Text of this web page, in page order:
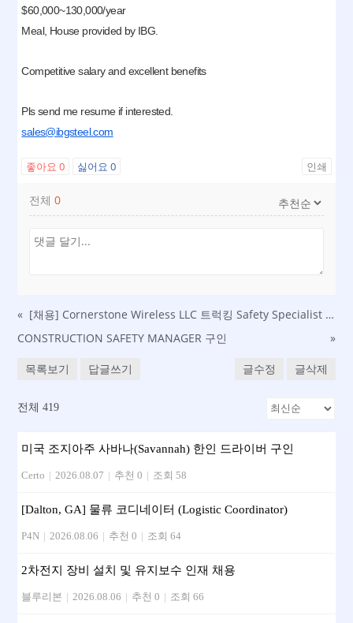
$60,000~130,000/year
Meal, House provided by IBG.
Competitive salary and excellent benefits
Pls send me resume if interested.
sales@ibgsteel.com
좋아요0 싫어요0 인쇄
전체0
«
[채용] Cornerstone Wireless LLC 트럭킹 Safety Specialist 모집 (Garden City, GA)
CONSTRUCTION SAFETY MANAGER 구인
»
목록보기 답글쓰기 글수정 글삭제
전체 419
미국 조지아주 사바나(Savannah) 한인 드라이버 구인
Certo | 2026.08.07 | 추천 0 | 조회 58
[Dalton, GA] 물류 코디네이터 (Logistic Coordinator)
P4N | 2026.08.06 | 추천 0 | 조회 64
2차전지 장비 설치 및 유지보수 인재 채용
블루리본 | 2026.08.06 | 추천 0 | 조회 66